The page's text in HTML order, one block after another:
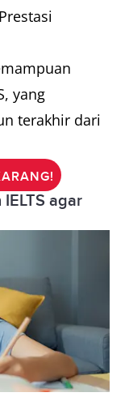
yang
terakhir dari
agar